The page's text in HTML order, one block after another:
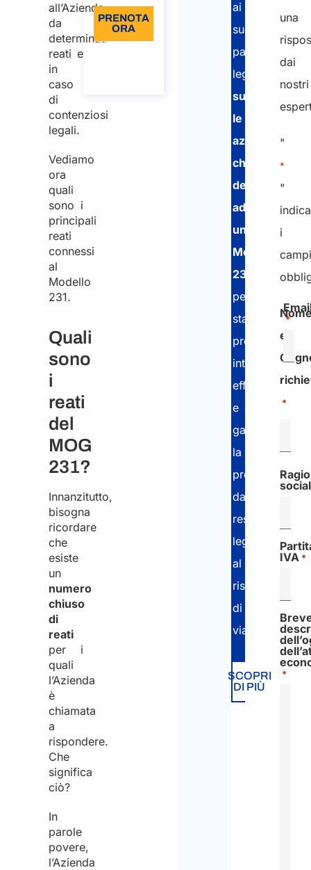
all’Azienda
da
determinati
reati e
in
caso
di
contenziosi
legali.
Vediamo
ora
quali
sono i
principali
reati
connessi
al
Modello
231.
Quali
sono
i
reati
del
MOG
231?
Innanzitutto,
bisogna
ricordare
che
esiste
un
numero
chiuso
di
reati
per i
quali
l’Azienda
è
chiamata
a
rispondere.
Che
significa
ciò?
In
parole
povere,
l’Azienda
PRENOTA
ORA
ai
suoi
partner
legali,
supporta
le
aziende
che
desiderano
adottare
un
Modello
231
per
stabilire
processi
interni
efficaci
e
garantire
la
protezione
dalle
responsabilità
legate
al
rischio
di
viaggio.
SCOPRI
DI PIÙ
una
dai
nostri
"
*
"
indica
i
campi
e
*
*
IVA​ *
*